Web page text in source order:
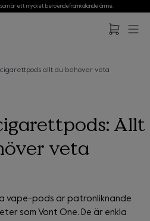
som är ett mycket beroendeframkallande ämne.
allt du behover veta
Allt
veta
vape-pods är patronliknande
som Vont One. De är enkla